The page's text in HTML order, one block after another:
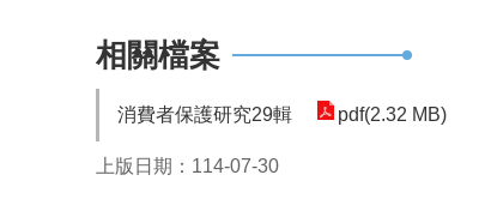
相關檔案
消費者保護研究29輯 pdf(2.32 MB)
上版日期：114-07-30